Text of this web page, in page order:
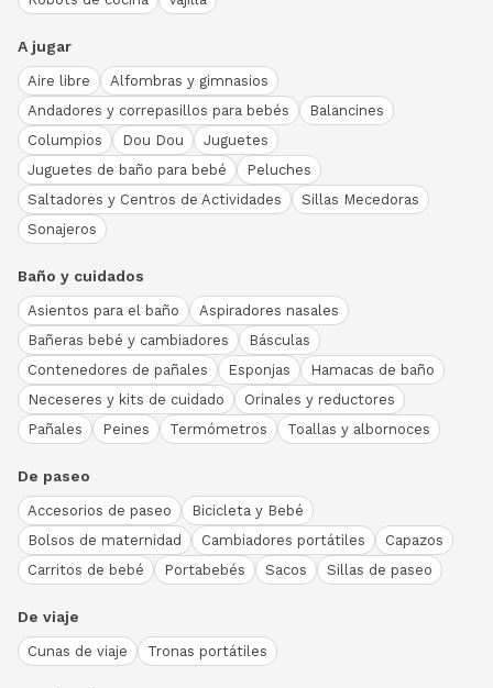
A jugar
Aire libre
Alfombras y gimnasios
Andadores y correpasillos para bebés
Balancines
Columpios
Dou Dou
Juguetes
Juguetes de baño para bebé
Peluches
Saltadores y Centros de Actividades
Sillas Mecedoras
Sonajeros
Baño y cuidados
Asientos para el baño
Aspiradores nasales
Bañeras bebé y cambiadores
Básculas
Contenedores de pañales
Esponjas
Hamacas de baño
Neceseres y kits de cuidado
Orinales y reductores
Pañales
Peines Termómetros Toallas y albornoces
De paseo
Accesorios de paseo
Bicicleta y Bebé
Bolsos de maternidad
Cambiadores portátiles
Capazos
Carritos de bebé
Portabebés Sacos Sillas de paseo
De viaje
Cunas de viaje Tronas portátiles